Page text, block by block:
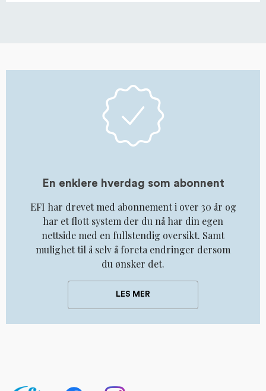
En enklere hverdag som abonnent
EFI har drevet med abonnement i over 30 år og
har et flott system der du nå har din egen
nettside med en fullstendig oversikt. Samt
mulighet til å selv å foreta endringer dersom
du ønsker det.
LES MER